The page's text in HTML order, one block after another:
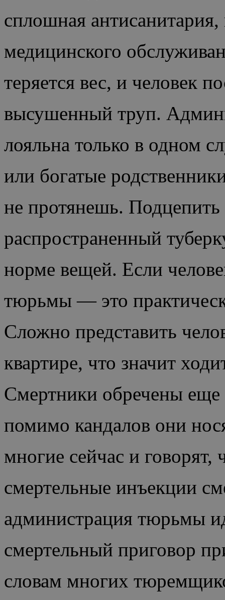
сплошная
медицинского
теряется вес, и человек
высушенный труп.
лояльна только в одном
или богатые
не протянешь. Подцепить
распространенный
норме вещей. Если
тюрьмы — это
Сложно представить
квартире, что значит
Смертники обречены еще
помимо кандалов они
многие сейчас и говорят,
смертельные инъекции
администрация тюрьмы
смертельный приговор
словам многих